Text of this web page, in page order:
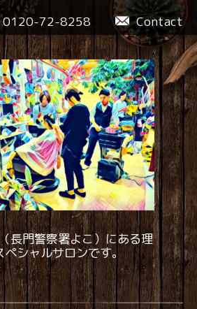
Contact
0120-72-8258
長門警察署よこ）にある理
ペシャルサロンです。